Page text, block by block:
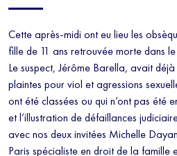
Cette après-midi ont eu lieu les
fille de 11 ans retrouvée morte dans
Le suspect, Jérôme Barella, avait
plaintes pour viol et agressions
ont été classées ou qui n’ont pas été
et l’illustration de défaillances
avec nos deux invitées Michelle
Paris spécialiste en droit de la famille